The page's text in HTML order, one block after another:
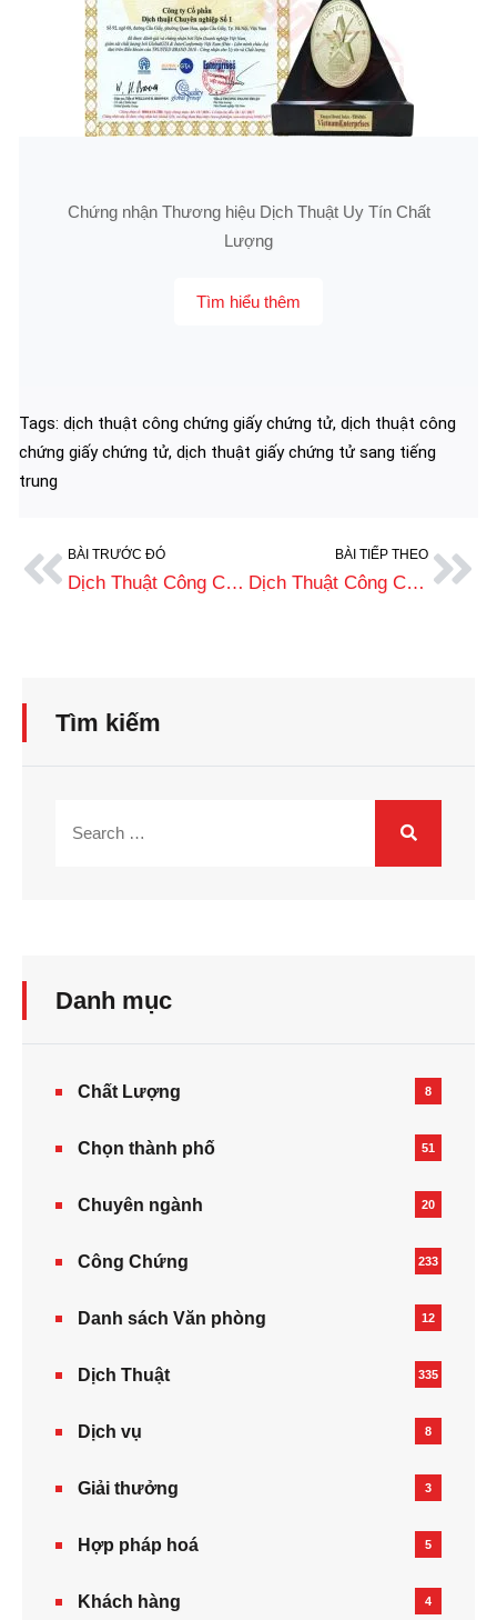
Chứng nhận Thương hiệu Dịch Thuật Uy Tín Chất
Lượng
Tìm hiểu thêm
Tags: dịch thuật công chứng giấy chứng tử, dịch thuật công
chứng giấy chứng tử, dịch thuật giấy chứng tử sang tiếng
trung
BÀI TRƯỚC ĐÓ
Dịch Thuật Công Chứng Giấy Chứng Nhận Tự Do Lưu Hành Uy Tín
BÀI TIẾP THEO
Dịch Thuật Công Chứng Giấy Chứng Tử Sang Tiếng Trung Lấy Nhanh
Tìm kiếm
Danh mục
Chất Lượng 8
Chọn thành phố 51
Chuyên ngành 20
Công Chứng 233
Danh sách Văn phòng 12
Dịch Thuật 335
Dịch vụ 8
Giải thưởng 3
Hợp pháp hoá 5
Khách hàng 4